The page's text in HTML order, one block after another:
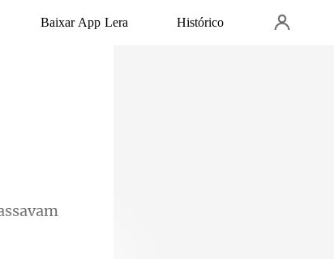
Baixar App Lera Histórico